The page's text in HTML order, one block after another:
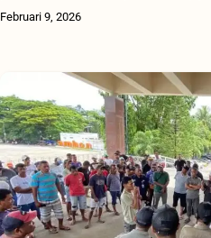
Februari 9, 2026